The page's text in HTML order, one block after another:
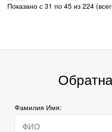
Показано с 31 по 45 из 224
Фамилия Имя: